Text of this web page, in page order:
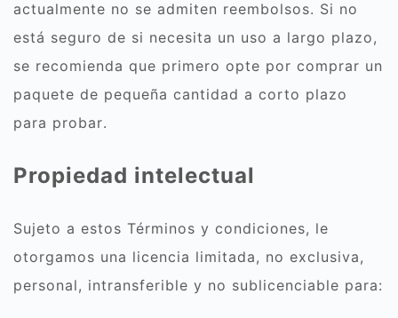
actualmente no se admiten reembolsos. Si no
está seguro de si necesita un uso a largo plazo,
se recomienda que primero opte por comprar un
paquete de pequeña cantidad a corto plazo
para probar.
Propiedad intelectual
Sujeto a estos Términos y condiciones, le
otorgamos una licencia limitada, no exclusiva,
personal, intransferible y no sublicenciable para: